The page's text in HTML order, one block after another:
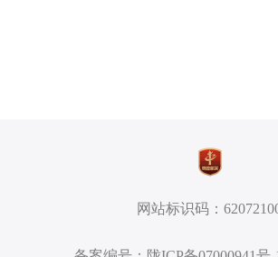
网站标识码：